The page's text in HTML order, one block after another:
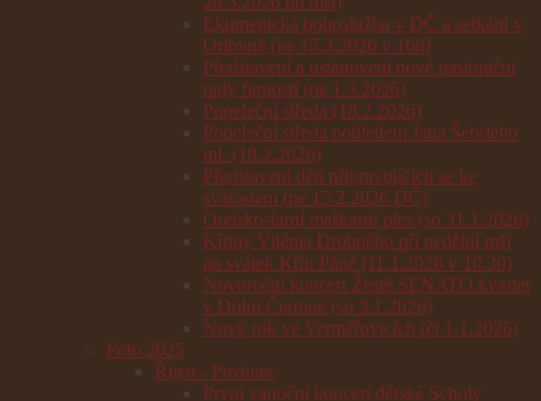
Ekumenická bohoslužba v DČ a setkání v
Orlovně (ne 15.3.2026 v 16h)
Představení a ustanovení nové pastorační
rady farnosti (ne 1.3.2026)
Popeleční středa (18.2.2026)
Popeleční středa pohledem Jana Šebrleho
ml. (18.2.2026)
Představení dětí připravujících se ke
svátostem (ne 15.2.2026 DČ)
Orelsko-farní maškarní ples (so 31.1.2026)
Křtiny Viléma Drobného při nedělní mši
na svátek Křtu Páně (11.1.2026 v 10.30)
Novoroční koncert Žestě SENATO kvartet
v Dolní Čermné (so 3.1.2026)
Nový rok ve Verměřovicích (čt 1.1.2026)
Foto 2025
Říjen - Prosinec
První vánoční koncert dětské Scholy